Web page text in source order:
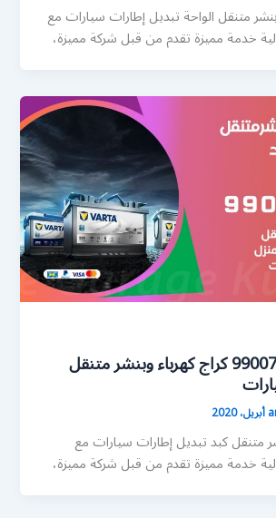
بنشر متنقل الواحة تبديل إطارات سيارات مع
خدمة مميزة تقدم من قبل شركة مميزة،
بنشر كبد 99007355 كراج كهرباء وبنشر متنقل
متنقل كبد تبديل إطارات سيارات مع
خدمة مميزة تقدم من قبل شركة مميزة،